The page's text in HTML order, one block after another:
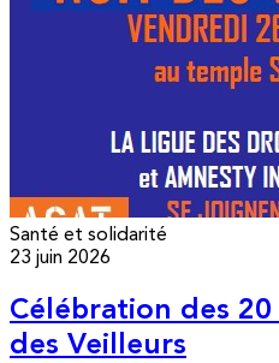
Santé et solidarité
23 juin 2026
Célébration des
des Veilleurs